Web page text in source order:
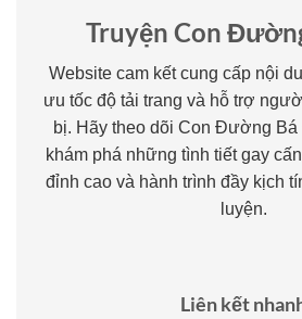
Truyện Con
Website cam kết cung cấp nội
ưu tốc độ tải trang và hỗ trợ
bị. Hãy theo dõi Con Đường Bá
khám phá những tình tiết gay
đỉnh cao và hành trình đầy kịch
luyện.
Liên kết